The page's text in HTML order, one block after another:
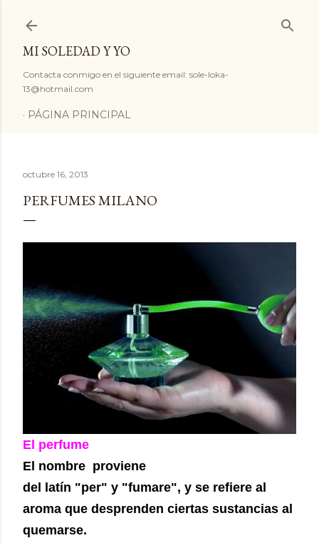
MI SOLEDAD Y YO
Contacta conmigo en el siguiente email: sole-loka-
13@hotmail.com
PÁGINA PRINCIPAL
octubre 16, 2013
PERFUMES MILANO
El perfume
El nombre proviene
del latín "per" y "fumare", y se refiere al
aroma que desprenden ciertas sustancias al
quemarse.